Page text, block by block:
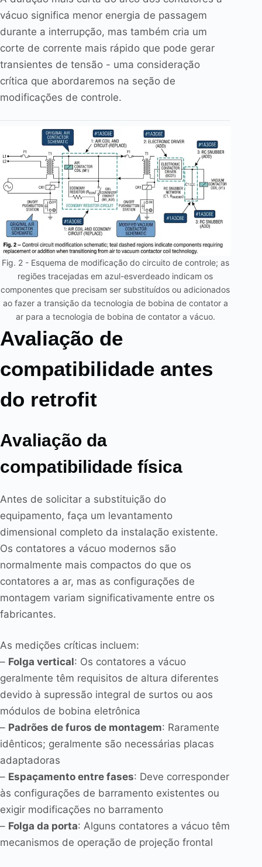
vácuo significa menor energia de passagem
durante a interrupção, mas também cria um
corte de corrente mais rápido que pode gerar
transientes de tensão - uma consideração
crítica que abordaremos na seção de
modificações de controle.
Fig. 2 - Esquema de modificação do circuito de controle; as
regiões tracejadas em azul-esverdeado indicam os
componentes que precisam ser substituídos ou adicionados
ao fazer a transição da tecnologia de bobina de contator a
ar para a tecnologia de bobina de contator a vácuo.
Avaliação de
compatibilidade antes
do retrofit
Avaliação da
compatibilidade física
Antes de solicitar a substituição do
equipamento, faça um levantamento
dimensional completo da instalação existente.
Os contatores a vácuo modernos são
normalmente mais compactos do que os
contatores a ar, mas as configurações de
montagem variam significativamente entre os
fabricantes.
As medições críticas incluem:
– Folga vertical: Os contatores a vácuo
geralmente têm requisitos de altura diferentes
devido à supressão integral de surtos ou aos
módulos de bobina eletrônica
– Padrões de furos de montagem: Raramente
idênticos; geralmente são necessárias placas
adaptadoras
– Espaçamento entre fases: Deve corresponder
às configurações de barramento existentes ou
exigir modificações no barramento
– Folga da porta: Alguns contatores a vácuo têm
mecanismos de operação de projeção frontal